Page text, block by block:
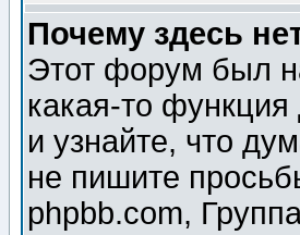
Почему здесь
Этот форум был
какая-то
и узнайте, что
не пишите
phpbb.com,